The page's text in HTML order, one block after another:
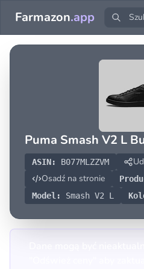
Farmazon.app
Puma Smash V2 L
ASIN: B077MLZZVM
Osadź na stronie
Model:
Smash V2 L